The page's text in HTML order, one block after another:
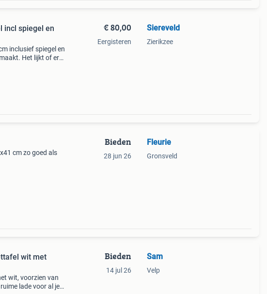
incl spiegel en
inclusief spiegel en
Het lijkt of er
€ 80,00
Eergisteren
Siereveld
Zierikzee
cm zo goed als
Bieden
28 jun 26
Fleurie
Gronsveld
wit met
wit, voorzien van
lade voor al je
Bieden
14 jul 26
Sam
Velp